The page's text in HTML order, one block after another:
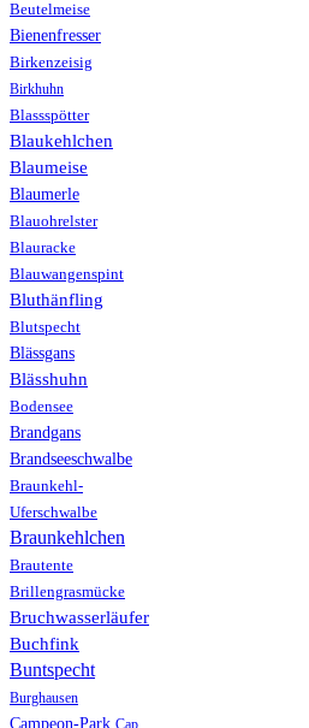
Beutelmeise
Bienenfresser
Birkenzeisig
Birkhuhn
Blassspötter
Blaukehlchen
Blaumeise
Blaumerle
Blauohrelster
Blauracke
Blauwangenspint
Bluthänfling
Blutspecht
Blässgans
Blässhuhn
Bodensee
Brandgans
Brandseeschwalbe
Braunkehl-
Uferschwalbe
Braunkehlchen
Brautente
Brillengrasmücke
Bruchwasserläufer
Buchfink
Buntspecht
Burghausen
Campeon-Park